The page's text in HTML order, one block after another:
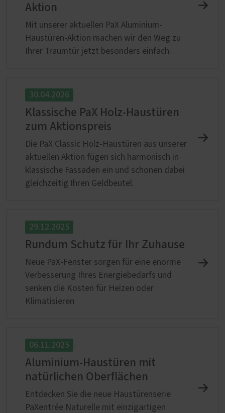
Aktion
Mit unserer aktuellen PaX Aluminium-
Haustüren-Aktion machen wir den Weg zu
Ihrer Traumtür jetzt besonders einfach.
30.04.2026
Klassische PaX Holz-Haustüren
zum Aktionspreis
Die PaX Classic Holz-Haustüren aus unserer
aktuellen Aktion fügen sich harmonisch in
klassische Fassaden ein und schonen dabei
gleichzeitig Ihren Geldbeutel.
29.12.2025
Rundum Schutz für Ihr Zuhause
Neue PaX-Fenster sorgen für eine enorme
Verbesserung Ihres Energiebedarfs und
senken die Kosten für Heizen oder
Klimatisieren
06.11.2025
Aluminium-Haustüren mit
natürlichen Oberflächen
Entdecken Sie die neue Haustürenserie
PaXentrée Naturelle mit einzigartigen